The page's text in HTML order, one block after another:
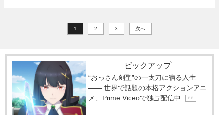
（42） 。井ノ原の後輩でもある風間
が 、おじさんを自覚した決定的な瞬
ど脚長すぎおじさん芸人」ことアン
ガールズの田中卓志（50）も登場。
かつて“かわいいキャラ”として持ては
やされた時代を経て “キモキャラ”と
して確固たる地位を築いた田中が 、
現代メディアでの下ネタや炎上発言
に対して抱える息苦しさを赤裸々に
告白する！ そして最終話となる第6
が組むお笑いコンビ、センプラを支
える芸人仲間役に松原康太郎、森下
屋でだけ、手を繋いでも、キスして
もいい。でも一歩出たら、2人は友達
だし相方。佑太郎の過去の出来事に
よる炎上とコンビ解散危機、賞レー
スへの挑戦などあらゆる出来事を乗
り越えたお笑いコンビの秘密の関係
が行き着く先とは…？
して間もなく一年。幸せなはずの新
婚生活を送る専業主婦・茜は、夫・
ごとに増える暴力や心ない暴言、望
まない乱暴なセックス…。茜は、常
に夫の機嫌を伺い、少しずつ心を壊
し、気づけば夫に従っていく。それ
でも『子どもさえできれば変わるは
ず』と茜は信じていた。そんな中、
茜は妊娠する。しかし、そんな念願
の子どもも、夫の暴力をきっかけに
マ「ごくせん」（2002年）などの代
表作で知られる脇知弘、そして元
たちがカケルの復讐のターゲットに
なってしまう。 見どころは配信作品
る復讐方法。復讐相手には学生時代
のいじめを反省させると共に、絶望
感を味わわせることに執着している
かのようなカケル。最初のターゲッ
いう最悪の状況、最恐の展開…なの
についつい笑ってしまう、中毒性満
からの一発逆転を夢見る誠役には、
TikTokだけで約40万フォロワーを抱
え、TBSテレビ 日曜劇場『御上先
生』、テレビ東京 ドラマ9『D&D～
医者と刑事の捜査線～』野沢伸二
神」こと蒼井そらさんをお迎えし、
男子校ノリ全開の極上のバラエティ
スロットルのスペシャルプログラム
が楽しめるのはDMM TVだけ！
トに及ぶ映像を生成し、試行錯誤を
繰り返した。また、AIによる映像と
ことへの危機感から、本作では制作
におけるガイドラインとして【実在
の人物や作品の名前をプロンプトに
使用しない】【プロンプトの記録と
保存】【生成したキャラクター等の
画像検索による類似性の排除】を重
視して制作している。 厳しすぎる倫
は息子の存在を知らなかった。
内容で、DMM TVにて配信されてか
ら瞬く間に大ヒットを記録した「大
アップした特殊な場所からの脱出に
挑むのはクロちゃん（安田大サーカ
ス）、森田哲矢（さらば青春の
光）、東ブクロ（さらば青春の
光）、みなみかわ、高野正成（きし
たかの）、井口浩之（ウエストラン
ド）、お見送り芸人しんいち、みち
1 2 3 次へ
ピックアップ
“おっさん剣聖”の一太刀に宿る人生
―― 世界で話題の本格アクションアニ
メ、Prime Videoで独占配信中
P R